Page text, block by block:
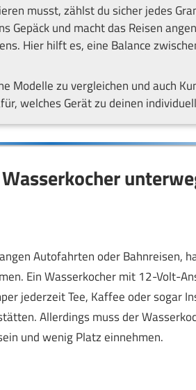
musst, zählst du sicher jedes
Gepäck und macht das Reisen
Hier hilft es, eine Balance
Modelle zu vergleichen und auch
welches Gerät zu deinen
Autofahrten oder Bahnreisen,
Ein Wasserkocher mit 12-Volt-
jederzeit Tee, Kaffee oder sogar
Allerdings muss der
und wenig Platz einnehmen.